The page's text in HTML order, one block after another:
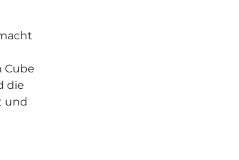
Cube
die
und